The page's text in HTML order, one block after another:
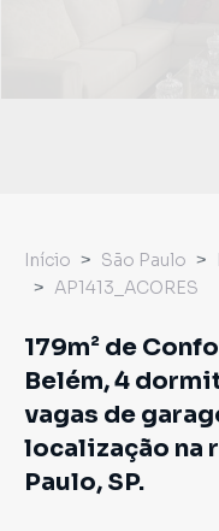
Início São Paulo
AP1413_ACORES
179m² de
Belém, 4
vagas de
localização na
Paulo, SP.